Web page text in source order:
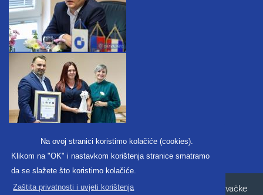
Na ovoj stranici koristimo kolačiće (cookies).
Klikom na "OK" i nastavkom korištenja stranice smatramo
da se slažete što koristimo kolačiće.
Zaštita privatnosti i uvjeti korištenja
Copyright ©2026. Obrtnička komora Koprivničko-križevačke